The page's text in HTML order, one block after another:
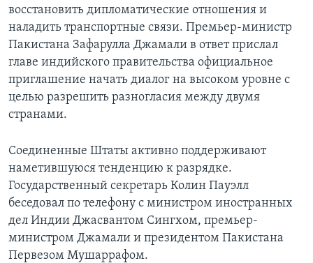
восстановить дипломатические отношения и
наладить транспортные связи. Премьер-министр
Пакистана Зафарулла Джамали в ответ прислал
главе индийского правительства официальное
приглашение начать диалог на высоком уровне с
целью разрешить разногласия между двумя
странами.
Соединенные Штаты активно поддерживают
наметившуюся тенденцию к разрядке.
Государственный секретарь Колин Пауэлл
беседовал по телефону с министром иностранных
дел Индии Джасвантом Сингхом, премьер-
министром Джамали и президентом Пакистана
Первезом Мушаррафом.